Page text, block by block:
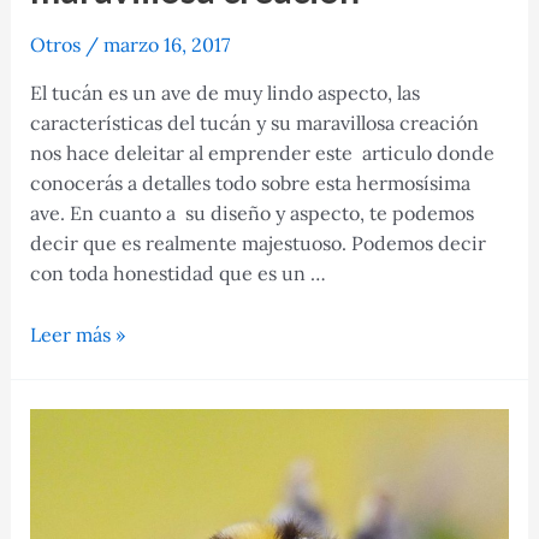
Otros/ marzo 16, 2017
El tucán es un ave de muy lindo aspecto, las
características del tucán y su maravillosa creación
nos hace deleitar al emprender este articulo donde
conocerás a detalles todo sobre esta hermosísima
ave. En cuanto a su diseño y aspecto, te podemos
decir que es realmente majestuoso. Podemos decir
con toda honestidad que es un …
Características
Leer más »